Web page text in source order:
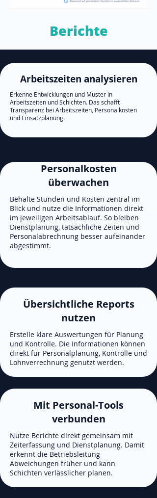
Berichte
Arbeitszeiten analysieren
Erkenne Entwicklungen und Muster in
Arbeitszeiten und Schichten. Das schafft
Transparenz bei Arbeitszeiten, Personalkosten
und Einsatzplanung.
Personalkosten
überwachen
Behalte Stunden und Kosten zentral im
Blick und nutze die Informationen direkt
im jeweiligen Arbeitsablauf. So bleiben
Dienstplanung, tatsächliche Zeiten und
Personalabrechnung besser aufeinander
abgestimmt.
Übersichtliche Reports
nutzen
Erstelle klare Auswertungen für Planung
und Kontrolle. Die Informationen können
direkt für Personalplanung, Kontrolle und
Lohnverrechnung genutzt werden.
Mit Personal-Tools
verbunden
Nutze Berichte direkt gemeinsam mit
Zeiterfassung und Dienstplanung. Damit
erkennt die Betriebsleitung
Abweichungen früher und kann
Schichten verlässlicher planen.